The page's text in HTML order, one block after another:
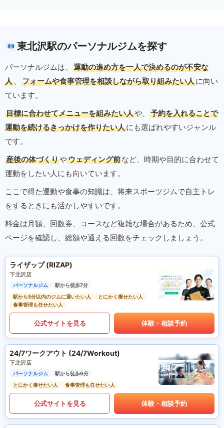
東北沢駅のパーソナルジムを探す
パーソナルジムは、
運動の進め方を一人で決めるのが不安な
人 、 フォームや食事管理を相談しながら取り組みたい人に向い
ています。
目標に合わせてメニューを組みたい人や、
予約を入れることで
運動を続けるきっかけを作りたい人にも選ばれやすいジャンル
です。
産後の体づくりやウェディング前など、時期や目的に合わせて
運動をしたい人にも向いています。
ここで得た運動や食事の知識は、将来スポーツジムで自主トレ
をするときにも活かしやすいです。
料金は月額、回数券、コースなど複雑な場合があるため、公式
ページを確認し、総額や通える回数をチェックしましょう。
ライザップ (RIZAP)
下北沢店
パーソナルジム
駅から徒歩7分
駅から5分以内のジムに通いたい人
とにかく痩せたい人
食事管理も任せたい人
公式サイトを見る 体験・相談予約
24/7ワークアウト (24/7Workout)
下北沢店
パーソナルジム
駅から徒歩6分
とにかく痩せたい人
食事管理も任せたい人
公式サイトを見る 体験・相談予約